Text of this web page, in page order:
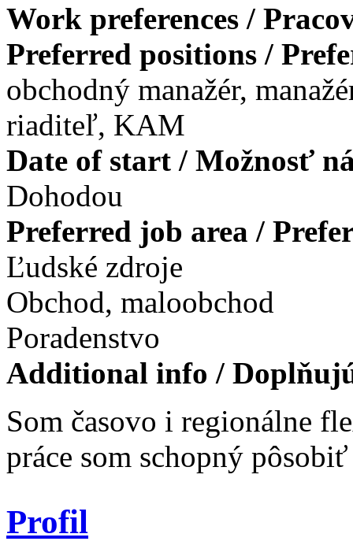
Work preferences /
Preferred positions /
obchodný manažér,
riaditeľ, KAM
Date of start / Možnosť
Dohodou
Preferred job area /
Ľudské zdroje
Obchod, maloobchod
Poradenstvo
Additional info /
Som časovo i regionálne
práce som schopný
Profil